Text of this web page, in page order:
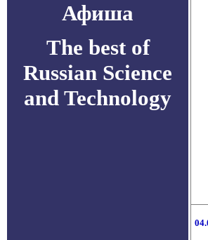
Афиша
The best of
Russian Science
and Technology